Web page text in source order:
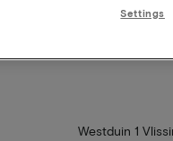
Westduin 1
Settings